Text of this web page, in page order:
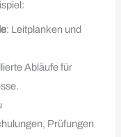
: Leitplanken und
Abläufe für
Prüfungen